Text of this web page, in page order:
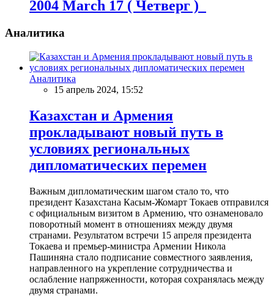
2004 March 17 ( Четверг )
Аналитика
Аналитика
15 апрель 2024, 15:52
Казахстан и Армения
прокладывают новый путь в
условиях региональных
дипломатических перемен
Важным дипломатическим шагом стало то, что
президент Казахстана Касым-Жомарт Токаев отправился
с официальным визитом в Армению, что ознаменовало
поворотный момент в отношениях между двумя
странами. Результатом встречи 15 апреля президента
Токаева и премьер-министра Армении Никола
Пашиняна стало подписание совместного заявления,
направленного на укрепление сотрудничества и
ослабление напряженности, которая сохранялась между
двумя странами.